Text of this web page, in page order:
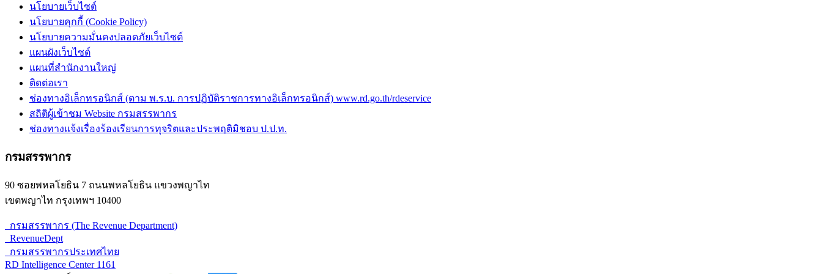
นโยบายเว็บไซต์
นโยบายคุกกี้ (Cookie Policy)
นโยบายความมั่นคงปลอดภัยเว็บไซต์
แผนผังเว็บไซต์
แผนที่สำนักงานใหญ่
ติดต่อเรา
ช่องทางอิเล็กทรอนิกส์ (ตาม พ.ร.บ. การปฏิบัติราชการทางอิเล็กทรอนิกส์) www.rd.go.th/rdeservice
สถิติผู้เข้าชม Website กรมสรรพากร
ช่องทางแจ้งเรื่องร้องเรียนการทุจริตและประพฤติมิชอบ ป.ป.ท.
กรมสรรพากร
90 ซอยพหลโยธิน 7 ถนนพหลโยธิน แขวงพญาไท
เขตพญาไท กรุงเทพฯ 10400
กรมสรรพากร (The Revenue Department)
RevenueDept
กรมสรรพากรประเทศไทย
RD Intelligence Center 1161